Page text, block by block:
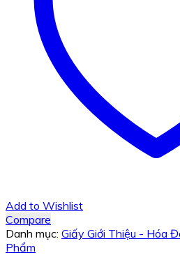
Add to Wishlist
Compare
Danh mục: Giấy Giới Thiệu - Hóa
Phẩm